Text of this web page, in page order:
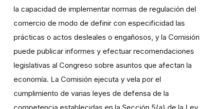
la capacidad de implementar normas de regulación del
comercio de modo de definir con especificidad las
prácticas o actos desleales o engañosos, y la Comisión
puede publicar informes y efectuar recomendaciones
legislativas al Congreso sobre asuntos que afectan la
economía. La Comisión ejecuta y vela por el
cumplimiento de varias leyes de defensa de la